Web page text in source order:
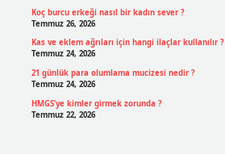
Koç burcu erkeği nasıl bir kadın sever ?
Temmuz 26, 2026
Kas ve eklem ağrıları için hangi ilaçlar kullanılır ?
Temmuz 24, 2026
21 günlük para olumlama mucizesi nedir ?
Temmuz 24, 2026
HMGS’ye kimler girmek zorunda ?
Temmuz 22, 2026